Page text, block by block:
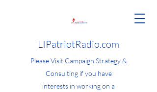
LIPatriotRadio.com
Please Visit Campaign Strategy &
Consulting if you have
interests in working on a